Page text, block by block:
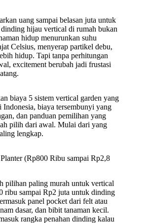
uang sampai belasan juta untuk
hijau vertical di rumah bukan
hidup menurunkan suhu
Celsius, menyerap partikel debu,
hidup. Tapi tanpa perhitungan
excitement berubah jadi frustasi
biaya 5 sistem vertical garden yang
biaya tersembunyi yang
dan panduan pemilihan yang
pilih dari awal. Mulai dari yang
lengkap.
(Rp800 Ribu sampai Rp2,8
pilihan paling murah untuk vertical
ribu sampai Rp2 juta untuk dinding
panel pocket dari felt atau
dasar, dan bibit tanaman kecil.
rangka penahan dinding kalau